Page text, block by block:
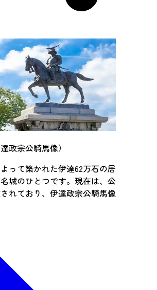
政宗公騎馬像）
って築かれた伊達62万石の居
城のひとつです。現在は、公
れており、伊達政宗公騎馬像